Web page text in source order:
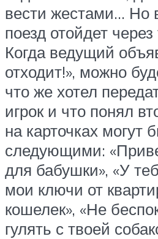
вести жестами… Но
поезд отойдет
Когда ведущий
отходит!», можно
что же хотел
игрок и что понял
на карточках могут
следующими:
для бабушки», «У
мои ключи от
кошелек», «Не
гулять с твоей